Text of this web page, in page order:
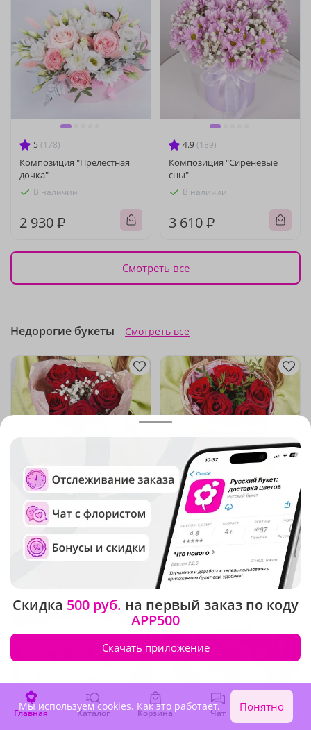
5 (178)
Композиция "Прелестная
дочка"
В наличии
2 930 ₽
4.9 (189)
Композиция "Сиреневые
сны"
В наличии
3 610 ₽
Смотреть все
Недорогие букеты Смотреть все
5(861)
Букет "Сердце в облаках"
В наличии
(818)
Букет "Мелодия сердца"
В наличии
1 860 ₽
Акция
Главная Каталог Корзина Чат Войти
Скидка 500 руб. на первый заказ по коду
APP500
Скачать приложение
Мы используем cookies. Как это работает. Понятно